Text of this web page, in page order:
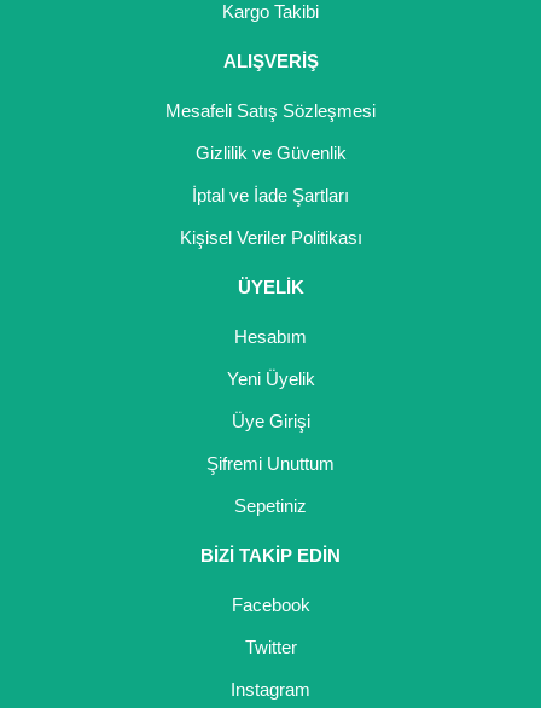
Kargo Takibi
ALIŞVERİŞ
Mesafeli Satış Sözleşmesi
Gizlilik ve Güvenlik
İptal ve İade Şartları
Kişisel Veriler Politikası
ÜYELİK
Hesabım
Yeni Üyelik
Üye Girişi
Şifremi Unuttum
Sepetiniz
BİZİ TAKİP EDİN
Facebook
Twitter
Instagram